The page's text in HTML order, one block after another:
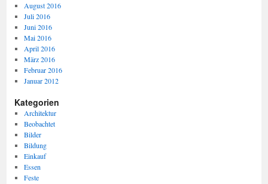
August 2016
Juli 2016
Juni 2016
Mai 2016
April 2016
März 2016
Februar 2016
Januar 2012
Kategorien
Architektur
Beobachtet
Bilder
Bildung
Einkauf
Essen
Feste